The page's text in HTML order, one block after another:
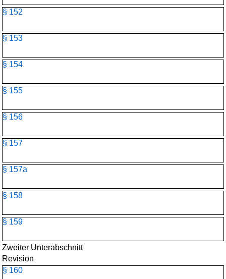
§ 152
§ 153
§ 154
§ 155
§ 156
§ 157
§ 157a
§ 158
§ 159
Zweiter Unterabschnitt
Revision
§ 160